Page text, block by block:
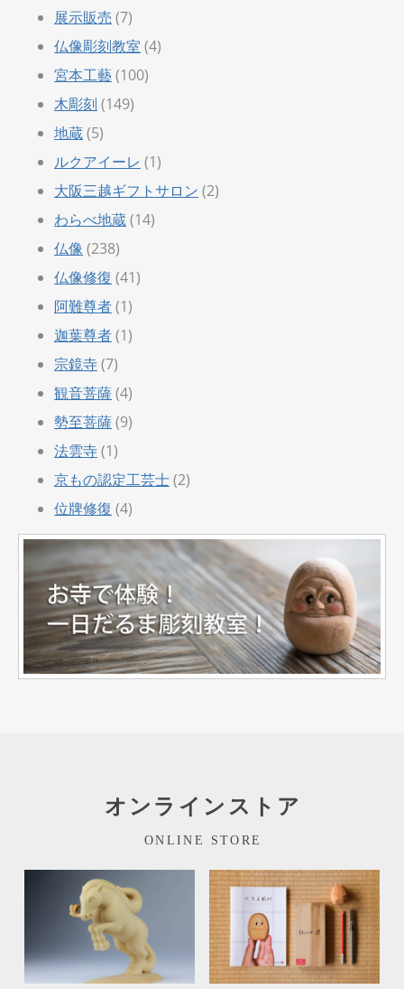
展示販売 (7)
仏像彫刻教室 (4)
宮本工藝(100)
木彫刻 (149)
地蔵(5)
ルクアイーレ (1)
大阪三越ギフトサロン (2)
わらべ地蔵(14)
仏像 (238)
仏像修復 (41)
阿難尊者(1)
迦葉尊者(1)
宗鏡寺(7)
観音菩薩(4)
勢至菩薩(9)
法雲寺(1)
京もの認定工芸士(2)
位牌修復 (4)
オンラインストア
ONLINE STORE